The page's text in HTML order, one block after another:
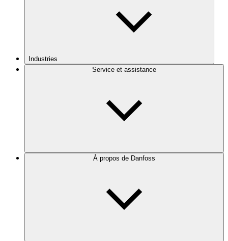
Industries
Service et assistance
À propos de Danfoss